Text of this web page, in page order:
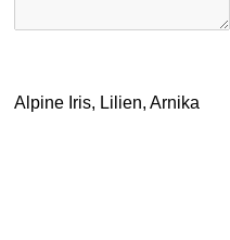
Alpine Iris, Lilien, Arnika